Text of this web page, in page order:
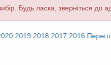
Будь ласка, зверніться до
2019 2018 2017 2016